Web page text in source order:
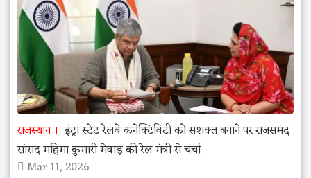
राजस्थान
इंट्रा स्टेट रेलवे कनेक्टिविटी को सशक्त बनाने पर राजसमंद
सांसद महिमा कुमारी मेवाड़ की रेल मंत्री से चर्चा
Mar 11, 2026